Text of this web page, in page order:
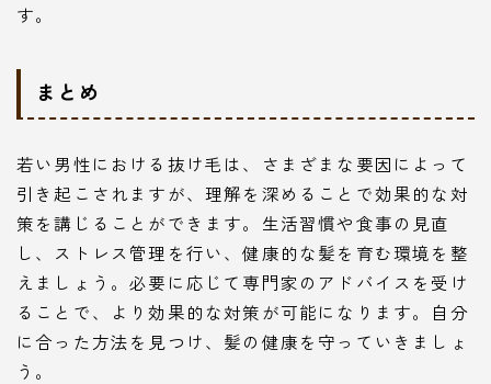
す。
まとめ
若い男性における抜け毛は、さまざまな要因によって
引き起こされますが、理解を深めることで効果的な対
策を講じることができます。生活習慣や食事の見直
し、ストレス管理を行い、健康的な髪を育む環境を整
えましょう。必要に応じて専門家のアドバイスを受け
ることで、より効果的な対策が可能になります。自分
に合った方法を見つけ、髪の健康を守っていきましょ
う。